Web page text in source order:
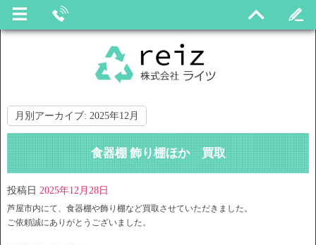
月別アーカイブ: 2025年12月
食器棚 飾り棚ほか 買取
投稿日 2025年12月28日
芦屋市内にて、食器棚や飾り棚など買取させていただきました。
ご依頼誠にありがとうございました。